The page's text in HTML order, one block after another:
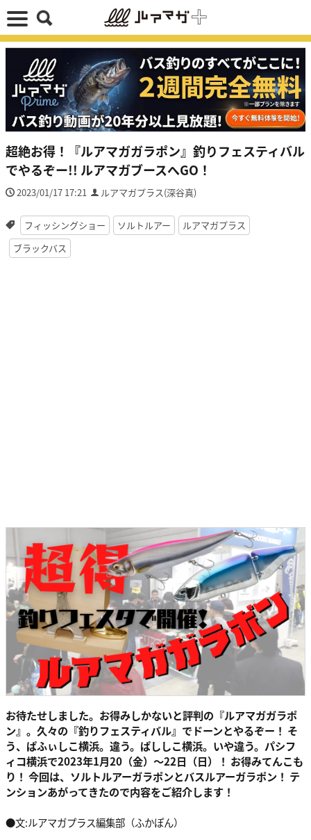
超絶お得！『ルアマガガラポン』釣りフェスティバル
でやるぞー!! ルアマガブースへGO！
2023/01/17 17:21 ルアマガプラス(深谷真)
フィッシングショー ソルトルアー
ルアマガプラス
ブラックバス
お待たせしました。お得みしかないと評判の『ルアマガガラポ
ン』。久々の『釣りフェスティバル』でドーンとやるぞー！ そ
う、ぱふぃしこ横浜。違う。ぱししこ横浜。いや違う。パシフ
ィコ横浜で2023年1月20（金）〜22日（日）！ お得みてんこも
り！ 今回は、ソルトルアーガラポンとバスルアーガラポン！ テ
ンションあがってきたので内容をご紹介します！
●文:ルアマガプラス編集部（ふかぽん）